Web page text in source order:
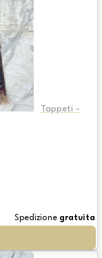
Tappeti -
Spedizione gratuita